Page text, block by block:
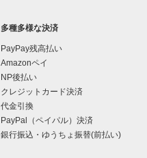
多種多様な決済
PayPay残高払い
Amazonペイ
NP後払い
クレジットカード決済
代金引換
PayPal（ペイパル）決済
銀行振込・ゆうちょ振替(前払い)